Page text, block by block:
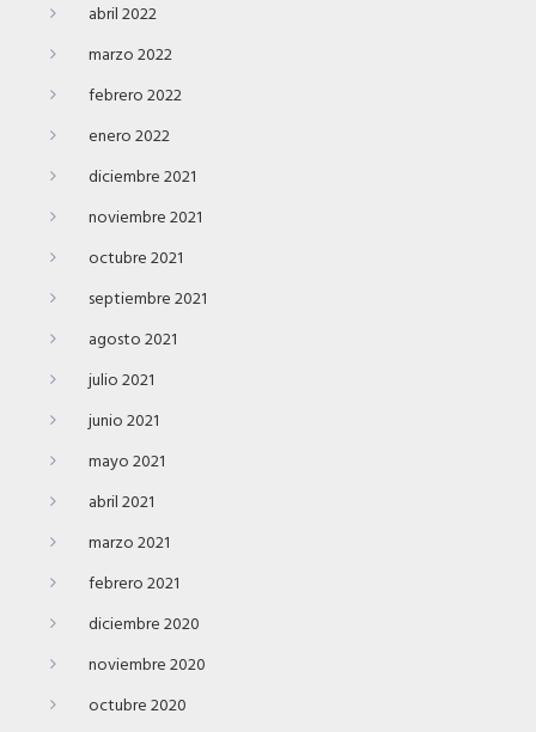
abril 2022
marzo 2022
febrero 2022
enero 2022
diciembre 2021
noviembre 2021
octubre 2021
septiembre 2021
agosto 2021
julio 2021
junio 2021
mayo 2021
abril 2021
marzo 2021
febrero 2021
diciembre 2020
noviembre 2020
octubre 2020